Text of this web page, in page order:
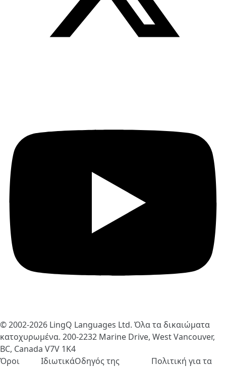
© 2002-2026 LingQ Languages Ltd. Όλα τα δικαιώματα
κατοχυρωμένα. 200-2232 Marine Drive, West Vancouver,
BC, Canada V7V 1K4
Όροι
ΙδιωτικάΟδηγός της Πολιτική για τα